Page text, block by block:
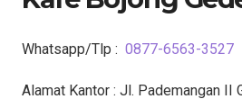
Whatsapp/Tlp : 0877-6563-3527
Alamat Kantor : Jl. Pademangan II